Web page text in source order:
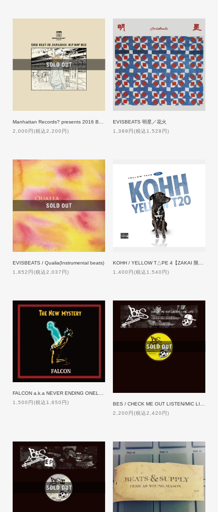
2,000円(税込2,200円)
EVISBEATS 明星／花火
1,389円(税込1,528円)
EVISBEATS / Qualia(Instrumental beats)
1,852円(税込2,037円)
1,400円(税込1,540円)
1,500円(税込1,650円)
2,200円(税込2,420円)